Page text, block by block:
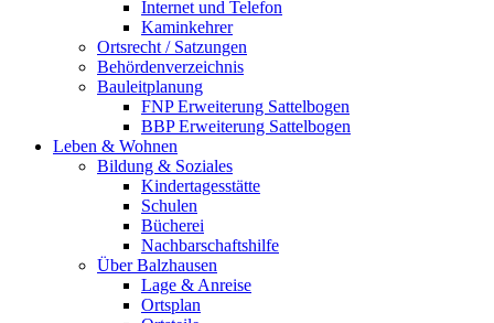
Internet und Telefon
Kaminkehrer
Ortsrecht / Satzungen
Behördenverzeichnis
Bauleitplanung
FNP Erweiterung Sattelbogen
BBP Erweiterung Sattelbogen
Leben & Wohnen
Bildung & Soziales
Kindertagesstätte
Schulen
Bücherei
Nachbarschaftshilfe
Über Balzhausen
Lage & Anreise
Ortsplan